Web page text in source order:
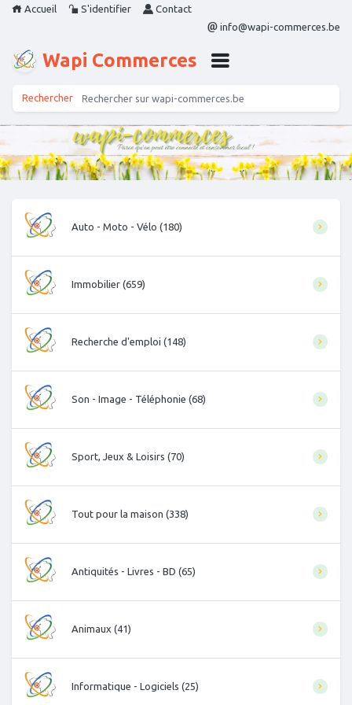
Accueil S'identifier
Contact
info@wapi-commerces.be
Wapi Commerces
Auto - Moto - Vélo (180)
Immobilier (659)
Recherche d'emploi (148)
Son - Image - Téléphonie (68)
Sport, Jeux & Loisirs (70)
Tout pour la maison (338)
Antiquités - Livres - BD (65)
Animaux (41)
Informatique - Logiciels (25)